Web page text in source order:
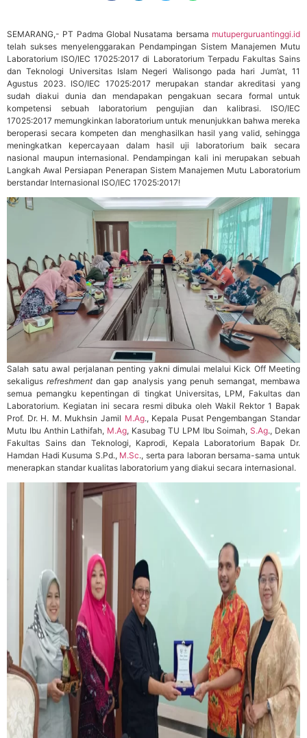
SEMARANG,- PT Padma Global Nusatama bersama mutuperguruantinggi.id
telah sukses menyelenggarakan Pendampingan Sistem Manajemen Mutu
Laboratorium ISO/IEC 17025:2017 di Laboratorium Terpadu Fakultas Sains
dan Teknologi Universitas Islam Negeri Walisongo pada hari Jum’at, 11
Agustus 2023. ISO/IEC 17025:2017 merupakan standar akreditasi yang
sudah diakui dunia dan mendapakan pengakuan secara formal untuk
kompetensi sebuah laboratorium pengujian dan kalibrasi. ISO/IEC
17025:2017 memungkinkan laboratorium untuk menunjukkan bahwa mereka
beroperasi secara kompeten dan menghasilkan hasil yang valid, sehingga
meningkatkan kepercayaan dalam hasil uji laboratorium baik secara
nasional maupun internasional. Pendampingan kali ini merupakan sebuah
Langkah Awal Persiapan Penerapan Sistem Manajemen Mutu Laboratorium
berstandar Internasional ISO/IEC 17025:2017!
Salah satu awal perjalanan penting yakni dimulai melalui Kick Off Meeting
sekaligusrefreshmentdan gap analysis yang penuh semangat, membawa
semua pemangku kepentingan di tingkat Universitas, LPM, Fakultas dan
Laboratorium. Kegiatan ini secara resmi dibuka oleh Wakil Rektor 1 Bapak
Prof. Dr. H. M. Mukhsin Jamil M.Ag., Kepala Pusat Pengembangan Standar
Mutu Ibu Anthin Lathifah, M.Ag, Kasubag TU LPM Ibu Soimah,S.Ag., Dekan
Fakultas Sains dan Teknologi, Kaprodi, Kepala Laboratorium Bapak Dr.
Hamdan Hadi Kusuma S.Pd., M.Sc., serta para laboran bersama-sama untuk
menerapkan standar kualitas laboratorium yang diakui secara internasional.